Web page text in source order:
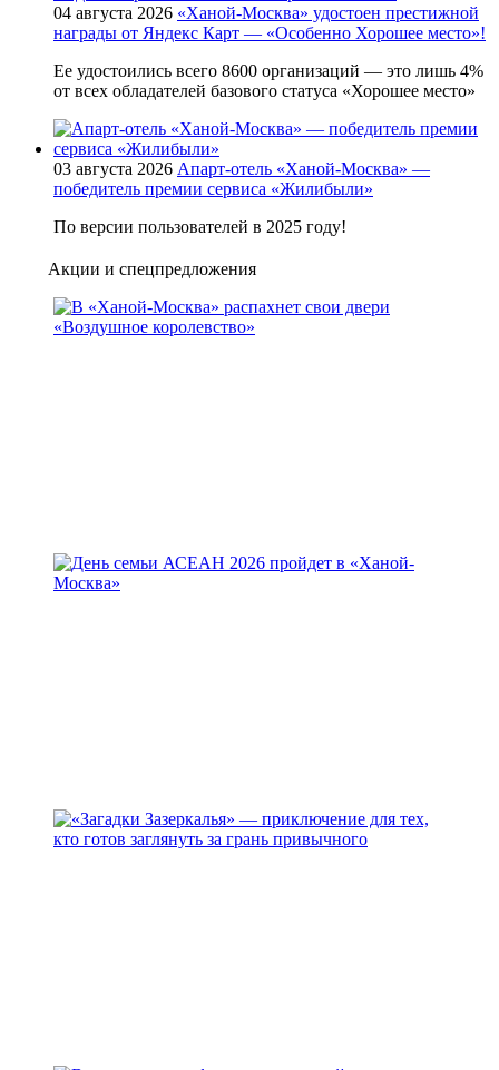
04 августа 2026 «Ханой-Москва» удостоен престижной
награды от Яндекс Карт — «Особенно Хорошее место»!
Ее удостоились всего 8600 организаций — это лишь 4%
от всех обладателей базового статуса «Хорошее место»
03 августа 2026 Апарт-отель «Ханой-Москва» —
победитель премии сервиса «Жилибыли»
По версии пользователей в 2025 году!
Акции и спецпредложения